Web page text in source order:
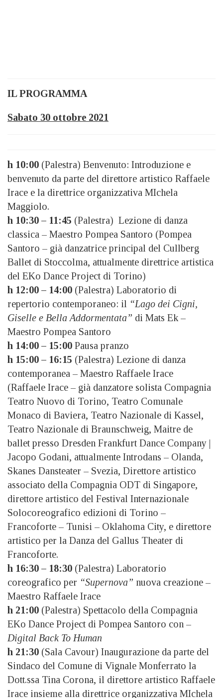
IL PROGRAMMA
Sabato 30 ottobre 2021
h 10:00 (Palestra) Benvenuto: Introduzione e
benvenuto da parte del direttore artistico Raffaele
Irace e la direttrice organizzativa MIchela
Maggiolo.
h 10:30 – 11:45 (Palestra) Lezione di danza
classica – Maestro Pompea Santoro (Pompea
Santoro – già danzatrice principal del Cullberg
Ballet di Stoccolma, attualmente direttrice artistica
del EKo Dance Project di Torino)
h 12:00 – 14:00 (Palestra) Laboratorio di
repertorio contemporaneo: il “Lago dei Cigni,
Giselle e Bella Addormentata” di Mats Ek –
Maestro Pompea Santoro
h 14:00 – 15:00 Pausa pranzo
h 15:00 – 16:15 (Palestra) Lezione di danza
contemporanea – Maestro Raffaele Irace
(Raffaele Irace – già danzatore solista Compagnia
Teatro Nuovo di Torino, Teatro Comunale
Monaco di Baviera, Teatro Nazionale di Kassel,
Teatro Nazionale di Braunschweig, Maitre de
ballet presso Dresden Frankfurt Dance Company |
Jacopo Godani, attualmente Introdans – Olanda,
Skanes Dansteater – Svezia, Direttore artistico
associato della Compagnia ODT di Singapore,
direttore artistico del Festival Internazionale
Solocoreografico edizioni di Torino –
Francoforte – Tunisi – Oklahoma City, e direttore
artistico per la Danza del Gallus Theater di
Francoforte.
h 16:30 – 18:30 (Palestra) Laboratorio
coreografico per “Supernova” nuova creazione –
Maestro Raffaele Irace
h 21:00 (Palestra) Spettacolo della Compagnia
EKo Dance Project di Pompea Santoro con –
Digital Back To Human
h 21:30 (Sala Cavour) Inaugurazione da parte del
Sindaco del Comune di Vignale Monferrato la
Dott.ssa Tina Corona, il direttore artistico Raffaele
Irace insieme alla direttrice organizzativa MIchela